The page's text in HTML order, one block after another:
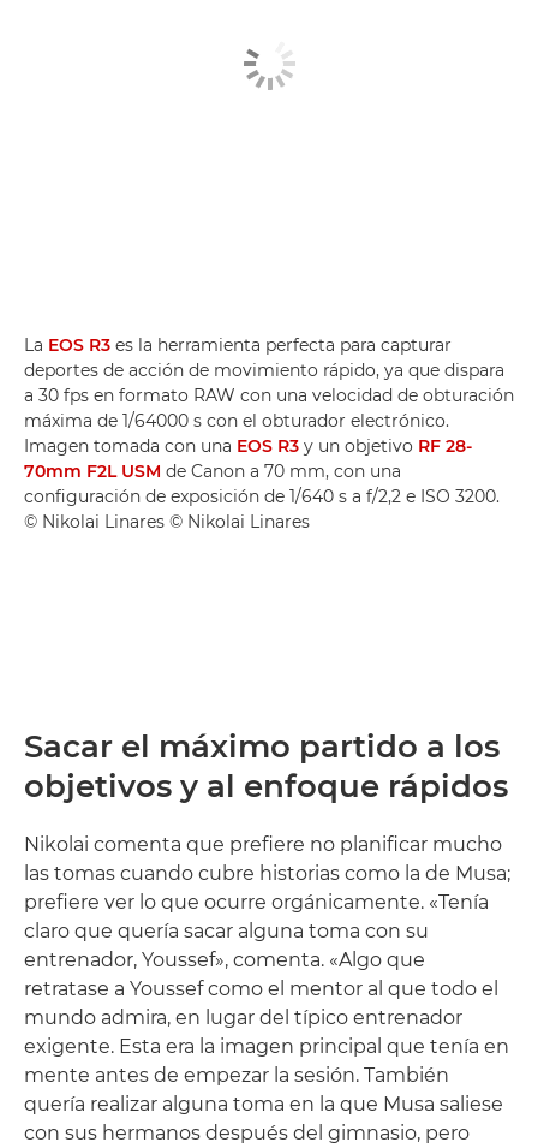
La EOS R3 es la herramienta perfecta para capturar
deportes de acción de movimiento rápido, ya que dispara
a 30 fps en formato RAW con una velocidad de obturación
máxima de 1/64000 s con el obturador electrónico.
Imagen tomada con una EOS R3 y un objetivo RF 28-
70mm F2L USM de Canon a 70 mm, con una
configuración de exposición de 1/640 s a f/2,2 e ISO 3200.
© Nikolai Linares © Nikolai Linares
Sacar el máximo partido a los
objetivos y al enfoque rápidos
Nikolai comenta que prefiere no planificar mucho
las tomas cuando cubre historias como la de Musa;
prefiere ver lo que ocurre orgánicamente. «Tenía
claro que quería sacar alguna toma con su
entrenador, Youssef», comenta. «Algo que
retratase a Youssef como el mentor al que todo el
mundo admira, en lugar del típico entrenador
exigente. Esta era la imagen principal que tenía en
mente antes de empezar la sesión. También
quería realizar alguna toma en la que Musa saliese
con sus hermanos después del gimnasio, pero